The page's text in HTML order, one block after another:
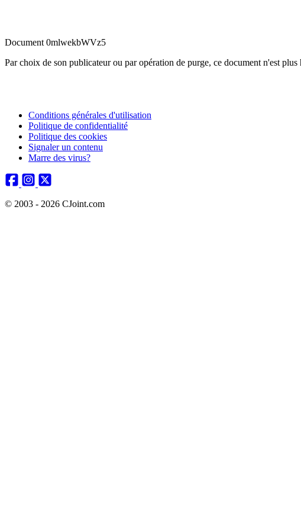
Document 0mlwekbWVz5
Par choix de son publicateur ou par opération de purge, ce document n'est plus
Conditions générales d'utilisation
Politique de confidentialité
Politique des cookies
Signaler un contenu
Marre des virus?
© 2003 - 2026 CJoint.com